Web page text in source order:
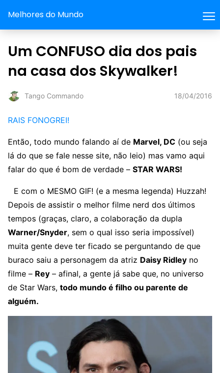
Melhores do Mundo
Um CONFUSO dia dos pais
na casa dos Skywalker!
Tango Commando 18/04/2016
RAIS FONOGREI!
Então, todo mundo falando aí de Marvel, DC (ou seja
lá do que se fale nesse site, não leio) mas vamo aqui
falar do que é bom de verdade – STAR WARS!
E com o MESMO GIF! (e a mesma legenda) Huzzah!
Depois de assistir o melhor filme nerd dos últimos
tempos (graças, claro, a colaboração da dupla
Warner/Snyder, sem o qual isso seria impossível)
muita gente deve ter ficado se perguntando de que
buraco saiu a personagem da atriz Daisy Ridley no
filme – Rey – afinal, a gente já sabe que, no universo
de Star Wars, todo mundo é filho ou parente de
alguém.